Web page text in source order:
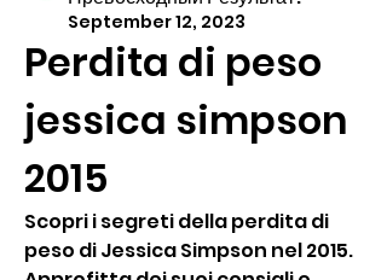
September 12, 2023
Perdita di peso
jessica simpson
2015
Scopri i segreti della perdita di
peso di Jessica Simpson nel 2015.